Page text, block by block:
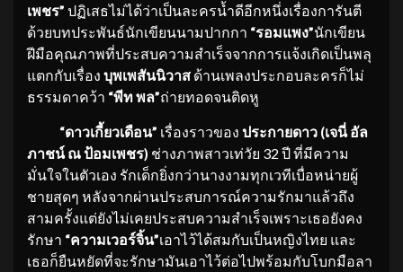
เพชร” ปฏิเสธไม่ได้ว่าเป็นละครน้ำดีอีกหนึ่งเรื่องการันตี
ด้วยบทประพันธ์นักเขียนนามปากกา “รอมแพง”นักเขียน
ฝีมือคุณภาพที่ประสบความสำเร็จจากการแจ้งเกิดเป็นพลุ
แตกกับเรื่อง บุพเพสันนิวาส ด้านเพลงประกอบละครก็ไม่
ธรรมดาคว้า “พีท พล”ถ่ายทอดจนติดหู
“ดาวเกี้ยวเดือน” เรื่องราวของ ประกายดาว (เจนี่ อัล
ภาชน์ ณ ป้อมเพชร) ช่างภาพสาวเท่วัย 32 ปี ที่มีความ
มั่นใจในตัวเอง รักเด็กยิ่งกว่านางงามทุกเวทีเบื่อหน่ายผู้
ชายสุดๆ หลังจากผ่านประสบการณ์ความรักมาแล้วถึง
สามครั้งแต่ยังไม่เคยประสบความสำเร็จเพราะเธอยังคง
รักษา “ความเวอร์จิ้น”เอาไว้ได้สมกับเป็นหญิงไทย และ
เธอก็ยืนหยัดที่จะรักษามันเอาไว้ต่อไปพร้อมกับโบกมือลา